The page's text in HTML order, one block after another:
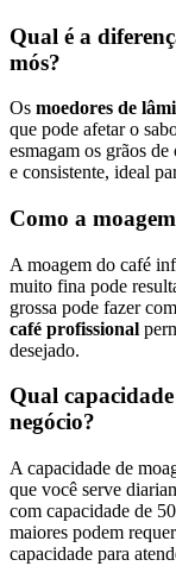
Qual é a
mós?
Os moedores de
que pode afetar o
esmagam os grãos
e consistente, ideal
Como a
A moagem do café
muito fina pode
grossa pode fazer
café profissional
desejado.
Qual
negócio?
A capacidade de
que você serve
com capacidade de
maiores podem
capacidade para